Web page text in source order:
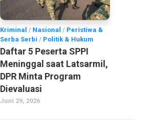
Kriminal / Nasional / Peristiwa &
Serba Serbi / Politik & Hukum
Daftar 5 Peserta SPPI
Meninggal saat Latsarmil,
DPR Minta Program
Dievaluasi
Juni 29, 2026